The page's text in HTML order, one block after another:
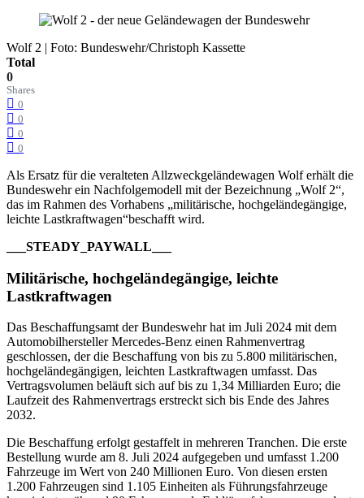
Wolf 2 | Foto: Bundeswehr/Christoph Kassette
Total
0
Shares
0
0
0
0
Als Ersatz für die veralteten Allzweckgeländewagen Wolf erhält die
Bundeswehr ein Nachfolgemodell mit der Bezeichnung „Wolf 2“,
das im Rahmen des Vorhabens „militärische, hochgeländegängige,
leichte Lastkraftwagen“beschafft wird.
___STEADY_PAYWALL___
Militärische, hochgeländegängige, leichte
Lastkraftwagen
Das Beschaffungsamt der Bundeswehr hat im Juli 2024 mit dem
Automobilhersteller Mercedes-Benz einen Rahmenvertrag
geschlossen, der die Beschaffung von bis zu 5.800 militärischen,
hochgeländegängigen, leichten Lastkraftwagen umfasst. Das
Vertragsvolumen beläuft sich auf bis zu 1,34 Milliarden Euro; die
Laufzeit des Rahmenvertrags erstreckt sich bis Ende des Jahres
2032.
Die Beschaffung erfolgt gestaffelt in mehreren Tranchen. Die erste
Bestellung wurde am 8. Juli 2024 aufgegeben und umfasst 1.200
Fahrzeuge im Wert von 240 Millionen Euro. Von diesen ersten
1.200 Fahrzeugen sind 1.105 Einheiten als Führungsfahrzeuge